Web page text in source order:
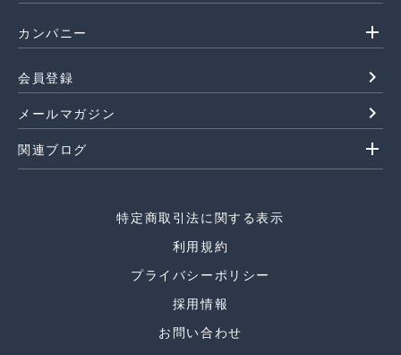
カンパニー add
会員登録 navigate_next
メールマガジン navigate_next
関連ブログ add
特定商取引法に関する表示
利用規約
プライバシーポリシー
採用情報
お問い合わせ